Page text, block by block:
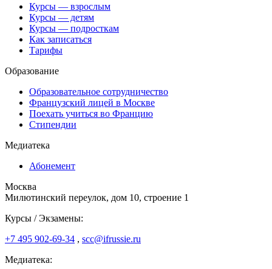
Курсы — взрослым
Курсы — детям
Курсы — подросткам
Как записаться
Тарифы
Образование
Образовательное сотрудничество
Французский лицей в Москве
Поехать учиться во Францию
Стипендии
Медиатека
Абонемент
Москва
Милютинский переулок, дом 10, строение 1
Курсы / Экзамены:
+7 495 902-69-34 , scc@ifrussie.ru
Медиатека: